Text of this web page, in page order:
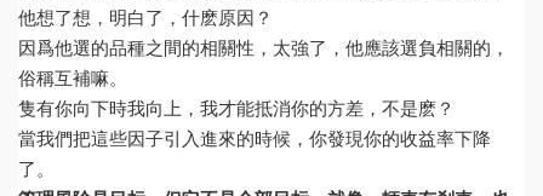
他想了想，明白了，什麽原因？
因爲他選的品種之間的相關性，太強了，他應該選負相關的，
俗稱互補嘛。
隻有你向下時我向上，我才能抵消你的方差，不是麽？
當我們把這些因子引入進來的時候，你發現你的收益率下降
了。